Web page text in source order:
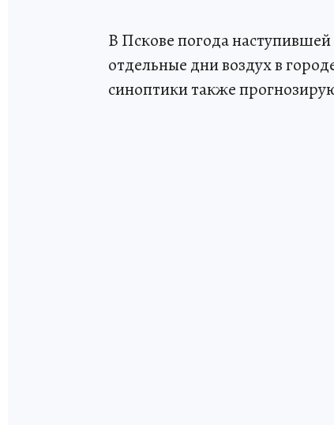
В Пскове погода
отдельные дни воздух в
синоптики также